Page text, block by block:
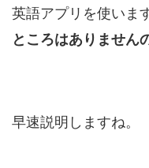
英語アプリを使いま
ところはありません
早速説明しますね。